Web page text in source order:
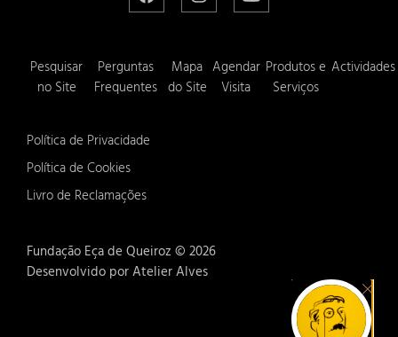
Pesquisar
no Site
Perguntas
Frequentes
Mapa
do Site
Agendar
Visita
Produtos e
Serviços
Actividades
Política de Privacidade
Política de Cookies
Livro de Reclamações
Fundação Eça de Queiroz © 2026
Desenvolvido por Atelier Alves